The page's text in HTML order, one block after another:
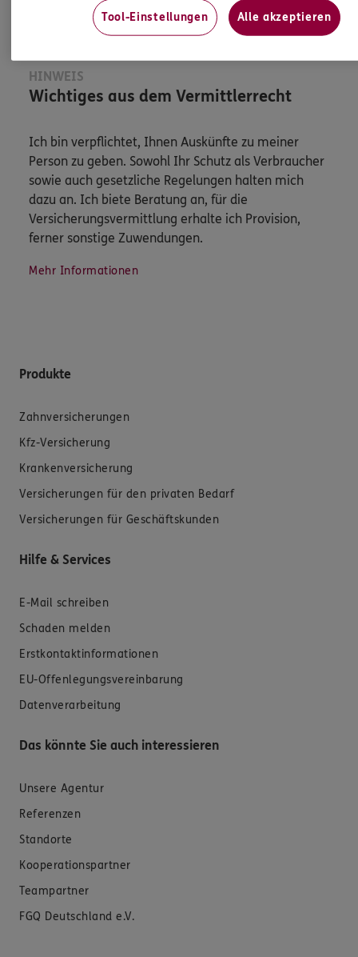
HINWEIS
Wichtiges aus dem Vermittlerrecht
Ich bin verpflichtet, Ihnen Auskünfte zu meiner
Person zu geben. Sowohl Ihr Schutz als Verbraucher
sowie auch gesetzliche Regelungen halten mich
dazu an. Ich biete Beratung an, für die
Versicherungsvermittlung erhalte ich Provision,
ferner sonstige Zuwendungen.
Mehr Informationen
Produkte
Zahnversicherungen
Kfz-Versicherung
Krankenversicherung
Versicherungen für den privaten Bedarf
Versicherungen für Geschäftskunden
Hilfe & Services
E-Mail schreiben
Schaden melden
Erstkontaktinformationen
EU-Offenlegungsvereinbarung
Datenverarbeitung
Das könnte Sie auch interessieren
Unsere Agentur
Referenzen
Standorte
Kooperationspartner
Teampartner
FGQ Deutschland e.V.
Tool-Einstellungen Alle akzeptieren